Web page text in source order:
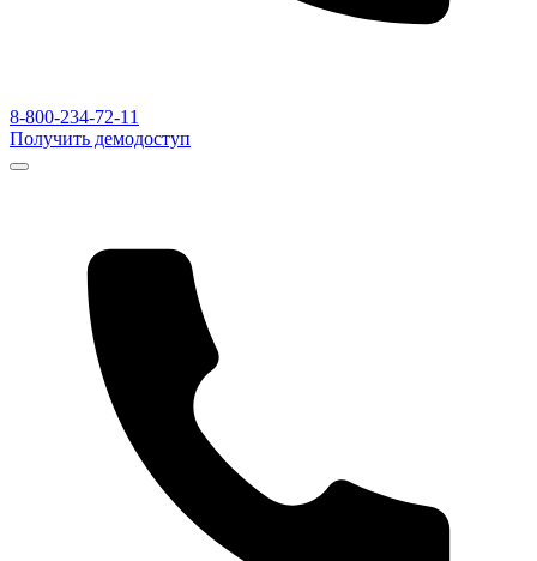
8-800-234-72-11
Получить демодоступ